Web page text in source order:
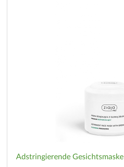
Adstringierende Gesichtsmaske